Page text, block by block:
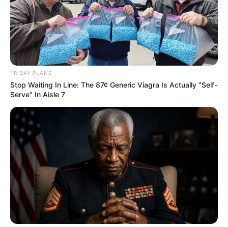
Top 8 People Living Strange But Happy Lifestyles
FRIDAY PLANS
Stop Waiting In Line: The 87¢ Generic Viagra Is Actually "Self-
Serve" In Aisle 7